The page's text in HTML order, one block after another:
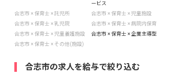
ービス
合志市 × 保育士 × 託児所
合志市 × 保育士 × 児童施設
合志市 × 保育士 × 乳児院
合志市 × 保育士 × 病院内保育
合志市 × 保育士 × 児童養護施設
合志市 × 保育士 × 企業主導型
合志市 × 保育士 × その他(施設)
合志市の求人を給与で絞り込む